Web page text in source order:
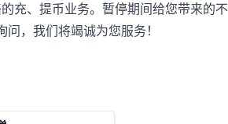
充、提币业务。暂停期间给您带来的不
，我们将竭诚为您服务！